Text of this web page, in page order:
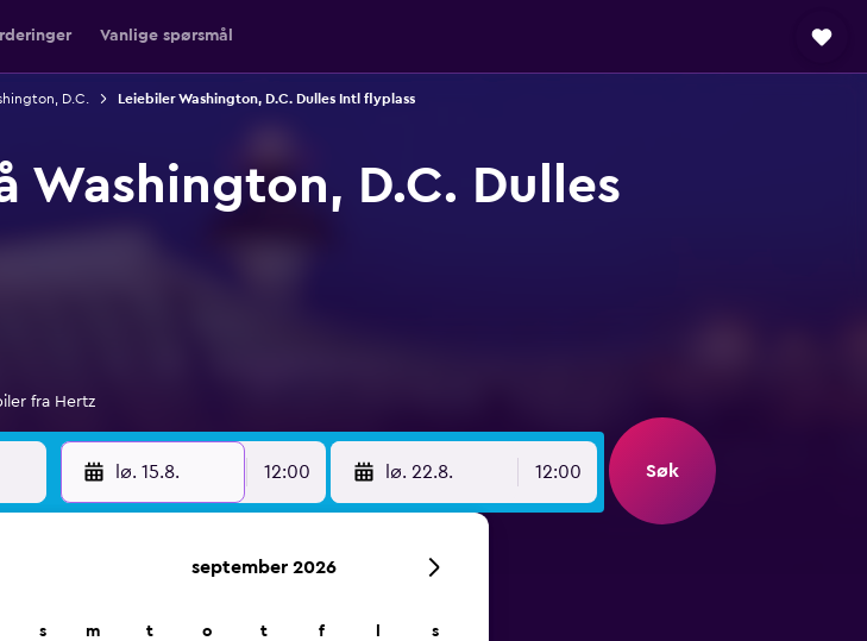
Vanlige spørsmål
D.C. Leiebiler Washington, D.C. Dulles Intl flyplass
Washington, D.C. Dulles
fra Hertz
lø. 15.8. 12:00 lø. 22.8. 12:00 Søk
s
september 2026
m t o t f s